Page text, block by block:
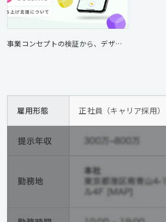
事業コンセプトの検証から、デザインチーム組成まで。おしゃべりAIアプリ「Cotomo」の立ち上げ支援について
雇用形態 正社員（キャリア採用）